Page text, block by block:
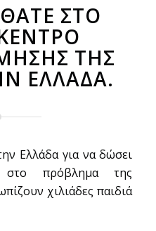
ΣΤΟ
ΤΗΣ
ΕΛΛΑΔΑ.
Ελλάδα για να δώσει
πρόβλημα της
χιλιάδες παιδιά